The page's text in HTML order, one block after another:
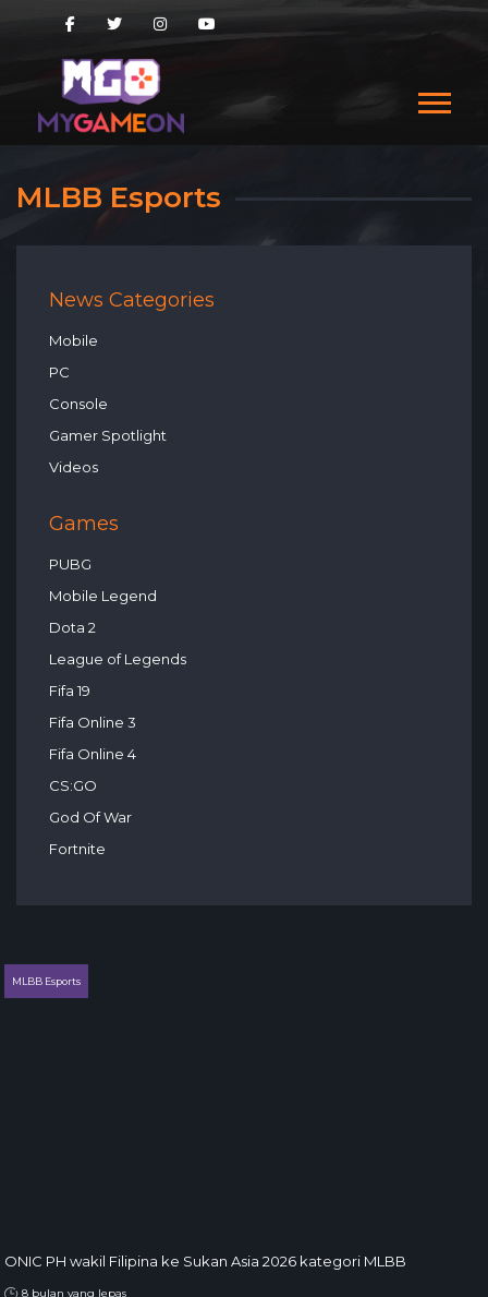
MLBB Esports
News Categories
Mobile
PC
Console
Gamer Spotlight
Videos
Games
PUBG
Mobile Legend
Dota 2
League of Legends
Fifa 19
Fifa Online 3
Fifa Online 4
CS:GO
God Of War
Fortnite
MLBB Esports
ONIC PH wakil Filipina ke Sukan Asia 2026 kategori MLBB
8 bulan yang lepas